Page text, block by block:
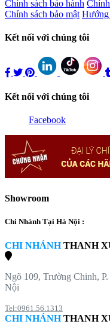
Chính sách bảo hành
Chính sách bảo mật Hướng
Kết nối với chúng tôi
Kết nối với chúng tôi
Facebook
Showroom
Chi Nhánh Tại Hà Nội :
CHI NHÁNHTHANH
Ngõ 109, Trường Chinh,
Nội
Tel:0961.56.1313
CHI NHÁNHTHANH